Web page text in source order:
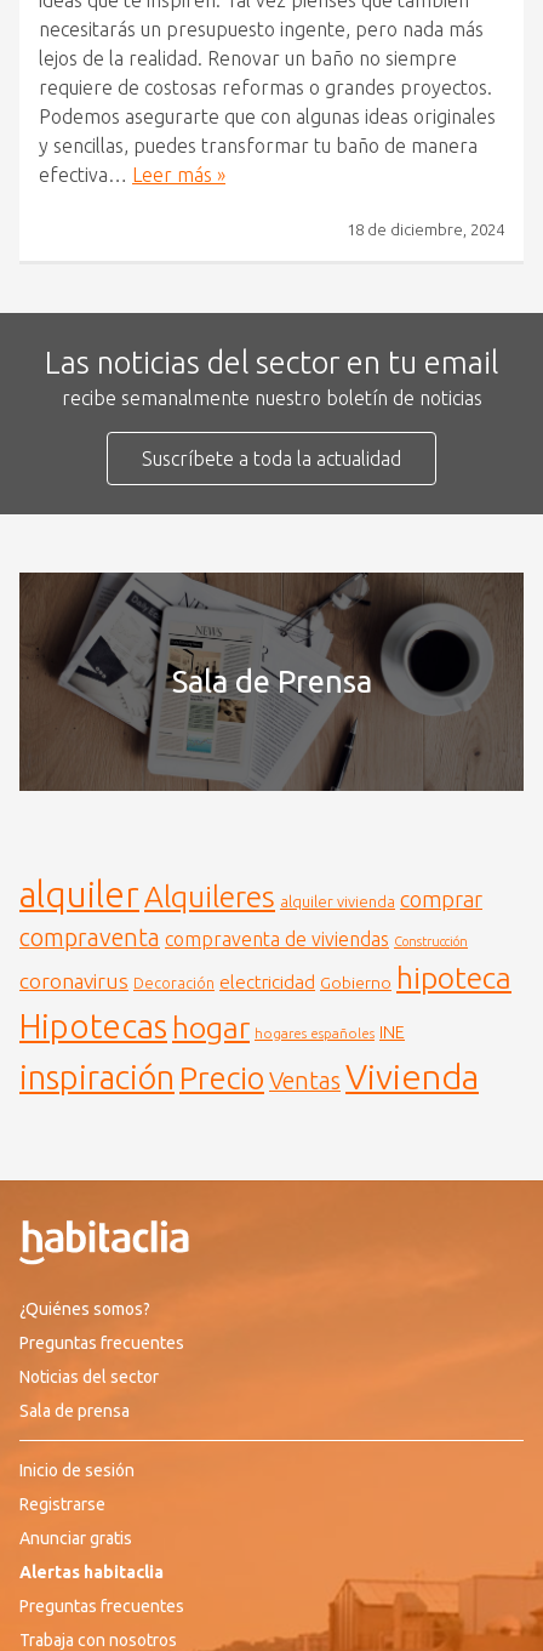
necesitarás un presupuesto ingente, pero nada más
lejos de la realidad. Renovar un baño no siempre
requiere de costosas reformas o grandes proyectos.
Podemos asegurarte que con algunas ideas originales
y sencillas, puedes transformar tu baño de manera
efectiva…
Leer más »
18 de diciembre, 2024
Las noticias del sector en tu email
recibe semanalmente nuestro boletín de noticias
Suscríbete a toda la actualidad
Sala de Prensa
alquilerAlquileres alquiler vivienda comprar
compraventa compraventa de viviendas Construcción
coronavirus Decoración electricidad Gobierno hipoteca
Hipotecas hogar hogares españoles INE
inspiración Precio Ventas Vivienda
¿Quiénes somos?
Preguntas frecuentes
Noticias del sector
Sala de prensa
Inicio de sesión
Registrarse
Anunciar gratis
Alertas habitaclia
Preguntas frecuentes
Trabaja con nosotros